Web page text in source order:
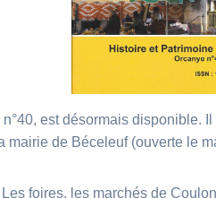
est désormais
de Béceleuf (ouverte le
foires, les marchés de